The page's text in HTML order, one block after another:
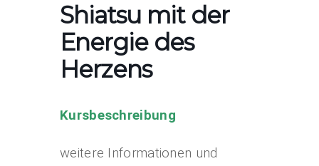
Shiatsu mit der
Energie des
Herzens
Kursbeschreibung
weitere Informationen und